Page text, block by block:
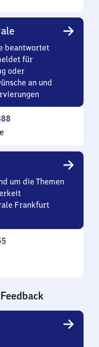
beantwortet
für
oder
an und
um die Themen
Frankfurt